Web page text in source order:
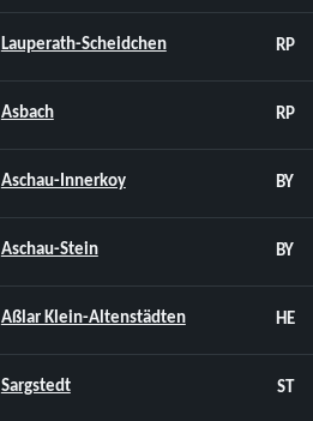
Lauperath-Scheidchen RP
Asbach RP
Aschau-Innerkoy BY
Aschau-Stein BY
Aßlar Klein-Altenstädten HE
Sargstedt ST